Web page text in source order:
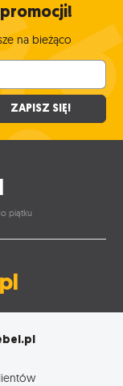
na bieżąco
ZAPISZ SIĘ!
piątku